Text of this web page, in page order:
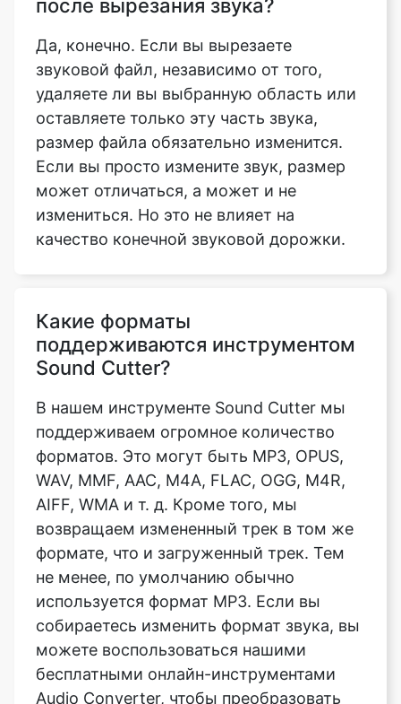
удаляете ли вы выбранную область или
оставляете только эту часть звука,
размер файла обязательно изменится.
Если вы просто измените звук, размер
измениться. Но это не влияет на
качество конечной звуковой дорожки.
Какие форматы
В нашем инструменте Sound Cutter мы
поддерживаем огромное количество
форматов. Это могут быть MP3, OPUS,
WAV, MMF, AAC, M4A, FLAC, OGG, M4R,
возвращаем измененный трек в том же
формате, что и загруженный трек. Тем
не менее, по умолчанию обычно
используется формат MP3. Если вы
собираетесь изменить формат звука, вы
можете воспользоваться нашими
бесплатными онлайн-инструментами
Audio Converter, чтобы преобразовать
огромный плюс нашего Sound Cutter
заключается в том, что, поскольку он